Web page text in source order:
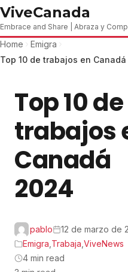
Skip to content
ViveCanada
Embrace and Share | Abraza y
Home
Emigra
Top 10 de trabajos en
Top 10 de
trabajos
Canadá
2024
pablo
12 de marzo de
Emigra Trabaja ViveNews
4 min read